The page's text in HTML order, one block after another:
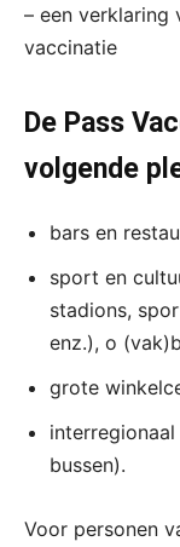
– een verklaring
vaccinatie
De Pass
volgende
bars en
sport en
stadions,
enz.), o
grote
bussen).
Voor personen